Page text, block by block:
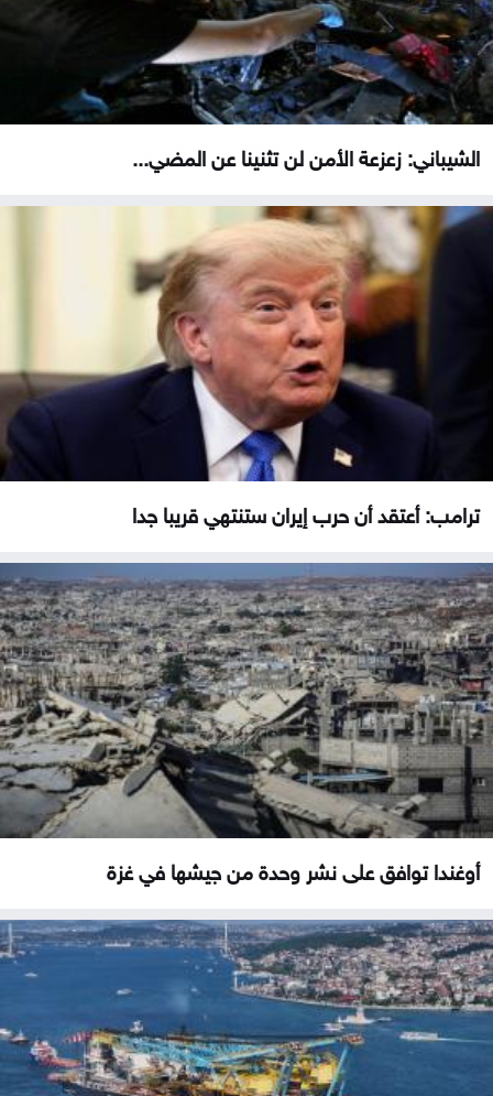
الشيباني: زعزعة الأمن لن تثنينا عن المضي...
ترامب: أعتقد أن حرب إيران ستنتهي قريبا جدا
أوغندا توافق على نشر وحدة من جيشها في غزة